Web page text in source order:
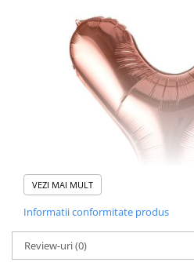
VEZI MAI MULT
Informatii conformitate produs
Review-uri(0)